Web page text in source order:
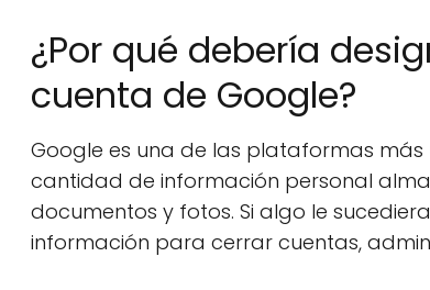
¿Por qué debería
cuenta de Google?
Google es una de las plataformas
cantidad de información personal
documentos y fotos. Si algo le
información para cerrar cuentas,